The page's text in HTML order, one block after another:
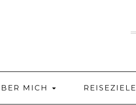
MICH REISEZIELE